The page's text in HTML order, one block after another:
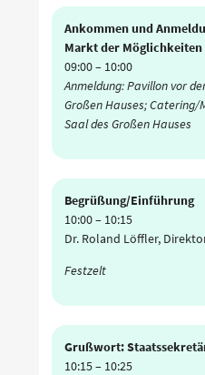
Ankommen und
Markt der
09:00– 10:00
Anmeldung: Pavillon vor
Großen Hauses;
Saal des Großen Hauses
Begrüßung/Einführung
10:00– 10:15
Dr. Roland Löffler,
Festzelt
Grußwort:
10:15– 10:25